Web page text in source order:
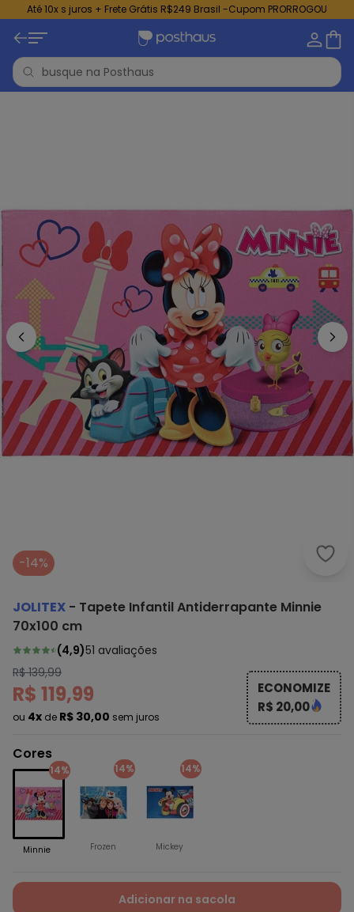
Até 10x s juros + Frete Grátis R$249 Brasil -Cupom PRORROGOU
-14%
JOLITEX - Tapete Infantil Antiderrapante Minnie
70x100 cm
(4,9)51 avaliações
R$ 139,99
R$ 119,99
ou 4x de R$ 30,00 sem juros
ECONOMIZE
R$ 20,00
Cores
14%
Minnie
14%
Frozen
14%
Mickey
Adicionar na sacola